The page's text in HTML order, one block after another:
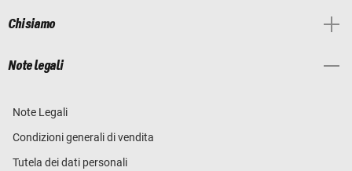
Chi siamo
Note legali
Note Legali
Condizioni generali di vendita
Tutela dei dati personali